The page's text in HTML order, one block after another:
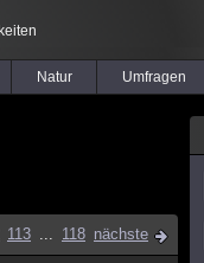
Natur Umfragen
113 ... 118 nächste